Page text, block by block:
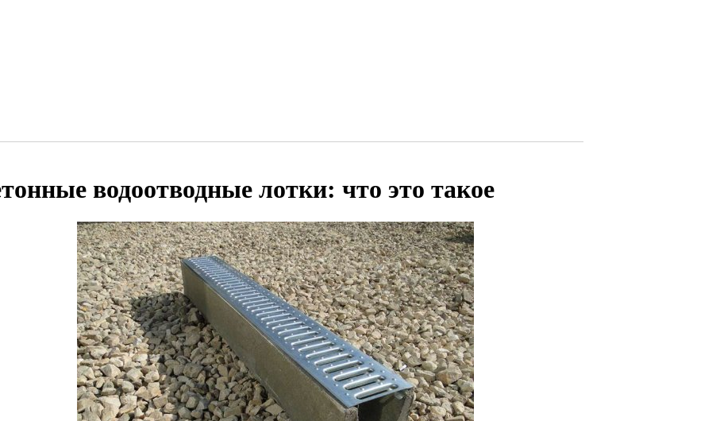
водоотводные лотки: что это такое